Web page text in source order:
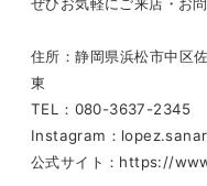
ぜひお気軽にご来店・お
住所：静岡県浜松市中区
東
TEL：080-3637-2345
Instagram：
公式サイト：https://